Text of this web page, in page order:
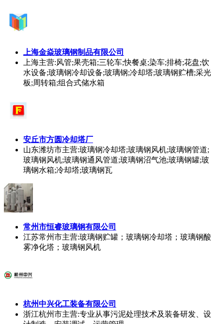
上海金焱玻璃钢制品有限公司
上海主营:风管;果壳箱;三轮车;快餐桌;染车;排椅;花盘;饮
水设备;玻璃钢冷却设备;玻璃钢;冷却塔;玻璃钢贮槽;采光
板;周转箱;组合式储水箱
安丘市方圆冷却塔厂
山东潍坊市主营:玻璃钢冷却塔;玻璃钢风机;玻璃钢管道;
玻璃钢风机;玻璃钢通风管道;玻璃钢沼气池;玻璃钢罐;玻
璃钢水箱;冷却塔;玻璃钢瓦
常州市恒睿玻璃钢有限公司
江苏常州市主营:玻璃钢贮罐；玻璃钢冷却塔；玻璃钢酸
雾净化塔；玻璃钢风机
杭州中兴化工装备有限公司
浙江杭州市主营:专业从事污泥处理技术及装备研发、设